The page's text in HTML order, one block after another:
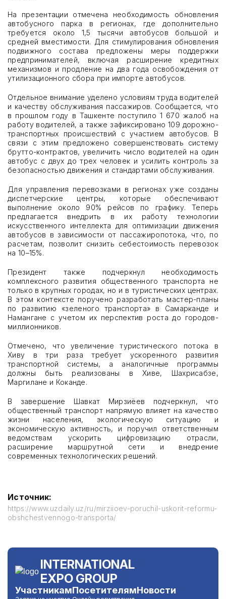
ОНЛАЙН РЕГИСТРАЦИЯ
ПРАВИЛА ПОСЕЩЕНИЯ
МЕСТО ПРОВЕДЕНИЯ
На презентации отмечена необходимость обновления
автобусного парка в регионах, где дополнительно
требуется около 1,5 тысячи автобусов большой и
средней вместимости. Для стимулирования обновления
подвижного состава предложены меры поддержки
предпринимателей, включая расширение кредитных
механизмов и продление на два года освобождения от
утилизационного сбора при импорте автобусов.
Отдельное внимание уделено условиям труда водителей
и качеству обслуживания пассажиров. Сообщается, что
в прошлом году в Ташкенте поступило 1 670 жалоб на
работу водителей, а также зафиксировано 109 дорожно-
транспортных происшествий с участием автобусов. В
связи с этим предложено совершенствовать систему
брутто-контрактов, увеличить число водителей на один
автобус с двух до трех человек и усилить контроль за
безопасностью движения и стандартами обслуживания.
Для управления перевозками в регионах уже созданы
диспетчерские центры, которые обеспечивают
выполнение около 90% рейсов по графику. Теперь
предлагается внедрить в их работу технологии
искусственного интеллекта для оптимизации движения
автобусов в зависимости от пассажиропотока, что, по
расчетам, позволит снизить себестоимость перевозок
на 10–15%.
Президент также подчеркнул необходимость
комплексного развития общественного транспорта не
только в крупных городах, но и в туристических центрах.
В этом контексте поручено разработать мастер-планы
по развитию «зеленого транспорта» в Самарканде и
Намангане с учетом их перспектив роста до городов-
миллионников.
Отмечено, что увеличение туристического потока в
Хиву в три раза требует ускоренного развития
транспортной системы, а аналогичные программы
должны быть реализованы в Хиве, Шахрисабзе,
Маргилане и Коканде.
В завершение Шавкат Мирзиёев подчеркнул, что
общественный транспорт напрямую влияет на качество
жизни населения, экологическую ситуацию и
экономическую активность, и поручил ответственным
ведомствам ускорить цифровизацию отрасли,
расширение маршрутной сети и внедрение
современных технологических решений.
Источник:
https://www.uzdaily.uz/ru/mirziioev-poruchil-uskorit-reformu-
obshchestvennogo-transporta/
INTERNATIONAL
EXPO GROUP
УчастникамПосетителямНовости